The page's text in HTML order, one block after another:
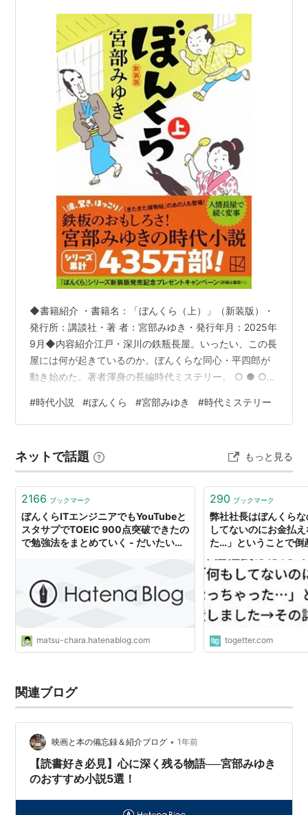
◆書籍紹介 ・書籍名：「ぼんくら（上）」（新装版）・
発行所：講談社・著 者：宮部みゆき・発行年月：2025年
9月◆内容紹介江戸・深川の鉄瓶長屋。いったい、この長
屋には何が起きているのか。ぼんくらな同心・平四郎が
動き始めた。著者渾身の長編時代ミステリー。 ○ ● ○
まつわる本が多かったのですが、本書は庶民の日常が舞
台のミステリー。主人公は「ぼんくら」、登場人物も庶
の歴史小説ファンは中高年が多いでしょうね。♪ 毎日難儀
なことばかり・・・ ○ ● ○ １ 年前の記事（2025-02-
06）：囲碁格…
#時代小説 #ぼんくら #宮部みゆき #時代ミステリー
ネットで話題 もっと見る
2166 ブックマーク
ぼんくらITエンジニアでもYouTubeと
スタサプでTOEIC 900点突破できたの
で勉強法をまとめていく - だいたいよ
matsu-chara.hatenablog.com
290 ブックマーク
弊社社長はぼんくら
してないのにお金払
た…」ということで
togetter.com
関連ブログ
映画と本の備忘録＆紹介ブログ • 1年前
【読書好き必見】心に深く残る物語──宮部みゆき
のおすすめ小説5選！